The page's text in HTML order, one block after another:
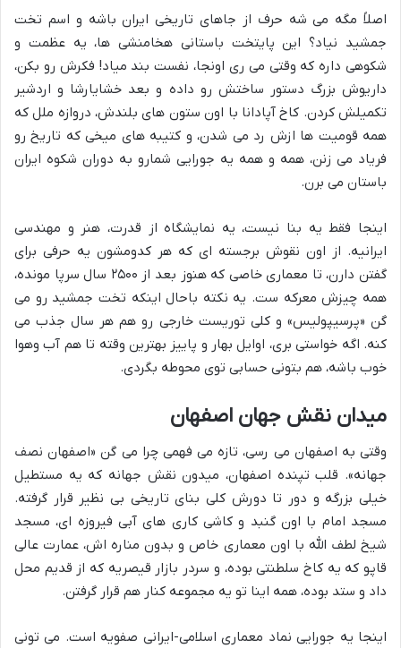
اصلاً مگه می شه حرف از جاهای تاریخی ایران باشه و اسم تخت
جمشید نیاد؟ این پایتخت باستانی هخامنشی ها، یه عظمت و
شکوهی داره که وقتی می ری اونجا، نفست بند میاد! فکرش رو بکن،
داریوش بزرگ دستور ساختش رو داده و بعد خشایارشا و اردشیر
تکمیلش کردن. کاخ آپادانا با اون ستون های بلندش، دروازه ملل که
همه قومیت ها ازش رد می شدن، و کتیبه های میخی که تاریخ رو
فریاد می زنن، همه و همه یه جورایی شمارو به دوران شکوه ایران
باستان می برن.
اینجا فقط یه بنا نیست، یه نمایشگاه از قدرت، هنر و مهندسی
ایرانیه. از اون نقوش برجسته ای که هر کدومشون یه حرفی برای
گفتن دارن، تا معماری خاصی که هنوز بعد از ۲۵۰۰ سال سرپا مونده،
همه چیزش معرکه ست. یه نکته باحال اینکه تخت جمشید رو می
گن «پرسیپولیس» و کلی توریست خارجی رو هم هر سال جذب می
کنه. اگه خواستی بری، اوایل بهار و پاییز بهترین وقته تا هم آب وهوا
خوب باشه، هم بتونی حسابی توی محوطه بگردی.
میدان نقش جهان اصفهان
وقتی به اصفهان می رسی، تازه می فهمی چرا می گن «اصفهان نصف
جهانه». قلب تپنده اصفهان، میدون نقش جهانه که یه مستطیل
خیلی بزرگه و دور تا دورش کلی بنای تاریخی بی نظیر قرار گرفته.
مسجد امام با اون گنبد و کاشی کاری های آبی فیروزه ای، مسجد
شیخ لطف الله با اون معماری خاص و بدون مناره اش، عمارت عالی
قاپو که یه کاخ سلطنتی بوده، و سردر بازار قیصریه که از قدیم محل
داد و ستد بوده، همه اینا تو یه مجموعه کنار هم قرار گرفتن.
اینجا یه جورایی نماد معماری اسلامی-ایرانی صفویه است. می تونی